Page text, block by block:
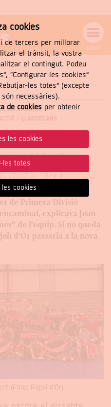
MENÚ
LLARDECANS
amb el
difícil
d'Honor
de Primera Divisió
explicava Joan
de l'equip. Si no queda
d'Or passaria a la nova
(Foto: Rajolí d'Or)
cookies
de tercers per millorar
el trànsit, la vostra
el contingut. Podeu
“Configurar les cookies”
les totes” (excepte
necessàries).
de cookiesper obtenir
les cookies
les totes
les cookies